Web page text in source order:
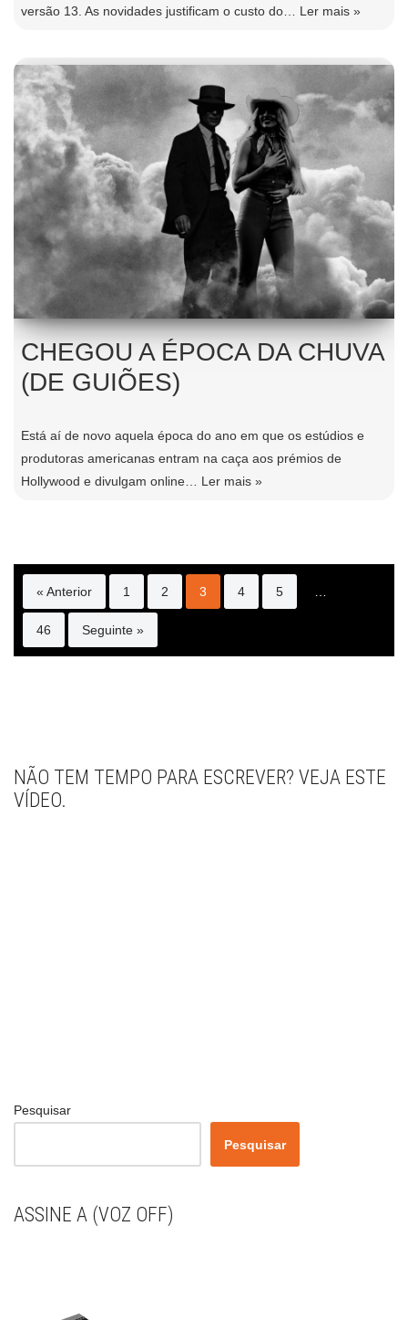
versão 13. As novidades justificam o custo do… Ler mais »
CHEGOU A ÉPOCA DA CHUVA
(DE GUIÕES)
Está aí de novo aquela época do ano em que os estúdios e
produtoras americanas entram na caça aos prémios de
Hollywood e divulgam online… Ler mais »
« Anterior 1 2 3 4 5
46 Seguinte »
NÃO TEM TEMPO PARA ESCREVER? VEJA ESTE
VÍDEO.
Pesquisar
Pesquisar
ASSINE A (VOZ OFF)